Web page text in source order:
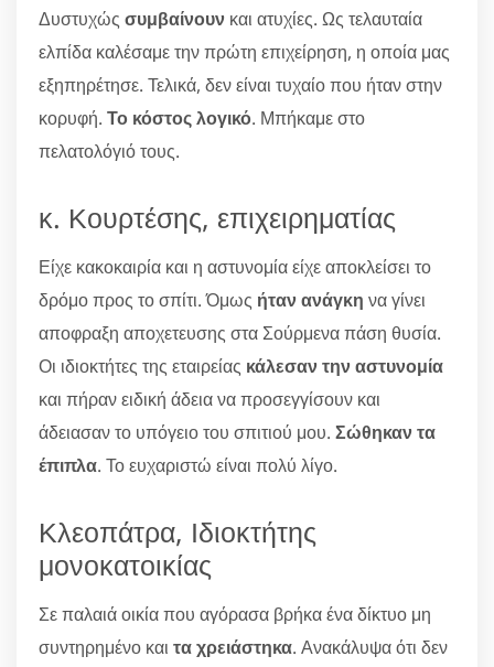
Δυστυχώς συμβαίνουν και ατυχίες. Ως τελαυταία
ελπίδα καλέσαμε την πρώτη επιχείρηση, η οποία μας
εξηπηρέτησε. Τελικά, δεν είναι τυχαίο που ήταν στην
κορυφή. Το κόστος λογικό. Μπήκαμε στο
πελατολόγιό τους.
κ. Κουρτέσης, επιχειρηματίας
Είχε κακοκαιρία και η αστυνομία είχε αποκλείσει το
δρόμο προς το σπίτι. Όμως ήταν ανάγκη να γίνει
αποφραξη αποχετευσης στα Σούρμενα πάση θυσία.
Οι ιδιοκτήτες της εταιρείας κάλεσαν την αστυνομία
και πήραν ειδική άδεια να προσεγγίσουν και
άδειασαν το υπόγειο του σπιτιού μου. Σώθηκαν τα
έπιπλα. Το ευχαριστώ είναι πολύ λίγο.
Κλεοπάτρα, Ιδιοκτήτης
μονοκατοικίας
Σε παλαιά οικία που αγόρασα βρήκα ένα δίκτυο μη
συντηρημένο και τα χρειάστηκα. Ανακάλυψα ότι δεν